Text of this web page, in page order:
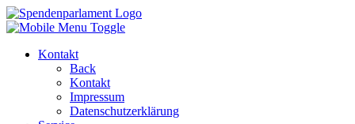
Kontakt
Back
Kontakt
Impressum
Datenschutzerklärung